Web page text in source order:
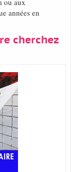
ou aux
années en
cherchez